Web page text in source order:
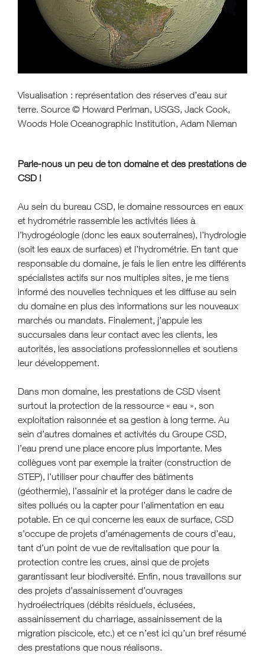
Visualisation : représentation des réserves d’eau sur
terre. Source © Howard Perlman, USGS, Jack Cook,
Woods Hole Oceanographic Institution, Adam Nieman
Parle-nous un peu de ton domaine et des prestations de
CSD !
Au sein du bureau CSD, le domaine ressources en eaux
et hydrométrie rassemble les activités liées à
l’hydrogéologie (donc les eaux souterraines), l’hydrologie
(soit les eaux de surfaces) et l’hydrométrie. En tant que
responsable du domaine, je fais le lien entre les différents
spécialistes actifs sur nos multiples sites, je me tiens
informé des nouvelles techniques et les diffuse au sein
du domaine en plus des informations sur les nouveaux
marchés ou mandats. Finalement, j’appuie les
succursales dans leur contact avec les clients, les
autorités, les associations professionnelles et soutiens
leur développement.
Dans mon domaine, les prestations de CSD visent
surtout la protection de la ressource « eau », son
exploitation raisonnée et sa gestion à long terme. Au
sein d’autres domaines et activités du Groupe CSD,
l’eau prend une place encore plus importante. Mes
collègues vont par exemple la traiter (construction de
STEP), l’utiliser pour chauffer des bâtiments
(géothermie), l’assainir et la protéger dans le cadre de
sites pollués ou la capter pour l’alimentation en eau
potable. En ce qui concerne les eaux de surface, CSD
s’occupe de projets d’aménagements de cours d’eau,
tant d’un point de vue de revitalisation que pour la
protection contre les crues, ainsi que de projets
garantissant leur biodiversité. Enfin, nous travaillons sur
des projets d’assainissement d’ouvrages
hydroélectriques (débits résiduels, éclusées,
assainissement du charriage, assainissement de la
migration piscicole, etc.) et ce n’est ici qu’un bref résumé
des prestations que nous réalisons.